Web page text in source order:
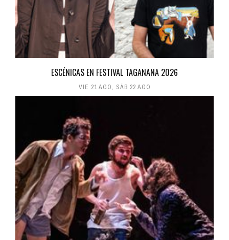
ESCÉNICAS EN FESTIVAL TAGANANA 2026
VIE 21 AGO, SÁB 22 AGO